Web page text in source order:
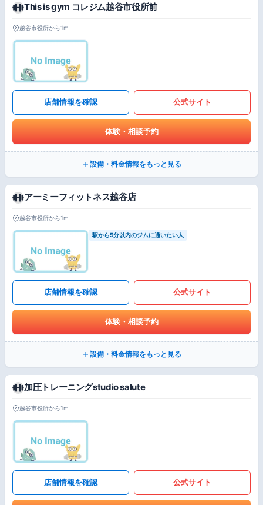
This is gym コレジム越谷市役所前
越谷市役所から1m
店舗情報を確認 公式サイト
体験・相談予約
設備・料金情報をもっと見る
アーミーフィットネス越谷店
越谷市役所から1m
駅から5分以内のジムに通いたい人
店舗情報を確認 公式サイト
体験・相談予約
設備・料金情報をもっと見る
加圧トレーニングstudio salute
越谷市役所から1m
店舗情報を確認 公式サイト